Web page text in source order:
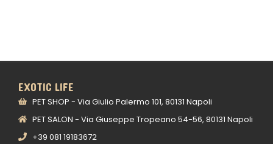
EXOTIC LIFE
PET SHOP - Via Giulio Palermo 101, 80131 Napoli
PET SALON - Via Giuseppe Tropeano 54-56, 80131 Napoli
+39 081 19183672